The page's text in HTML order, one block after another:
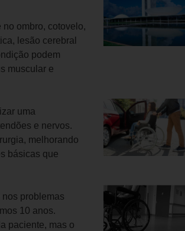
ombro, cotovelo,
lesão cerebral
podem
muscular e
uma
e nervos.
melhorando
básicas que
problemas
10 anos.
paciente, mas o